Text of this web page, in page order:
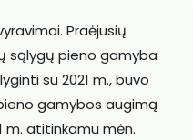
Praėjusių
sąlygų pieno gamyba
su 2021 m., buvo
gamybos augimą
m. atitinkamu mėn.